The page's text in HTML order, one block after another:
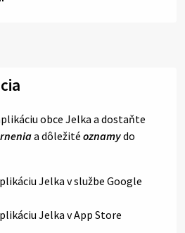
obce Jelka a dostaňte
a dôležité oznamydo